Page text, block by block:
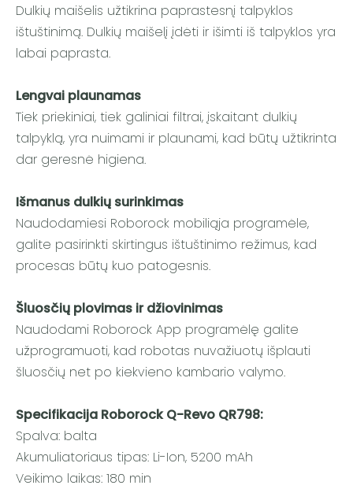
Dulkių maišelis užtikrina paprastesnį talpyklos
ištuštinimą. Dulkių maišelį įdėti ir išimti iš talpyklos yra
labai paprasta.
Lengvai plaunamas
Tiek priekiniai, tiek galiniai filtrai, įskaitant dulkių
talpyklą, yra nuimami ir plaunami, kad būtų užtikrinta
dar geresnė higiena.
Išmanus dulkių surinkimas
Naudodamiesi Roborock mobiliąja programėle,
galite pasirinkti skirtingus ištuštinimo režimus, kad
procesas būtų kuo patogesnis.
Šluosčių plovimas ir džiovinimas
Naudodami Roborock App programėlę galite
užprogramuoti, kad robotas nuvažiuotų išplauti
šluosčių net po kiekvieno kambario valymo.
Specifikacija Roborock Q-Revo QR798:
Spalva: balta
Akumuliatoriaus tipas: Li-Ion, 5200 mAh
Veikimo laikas: 180 min